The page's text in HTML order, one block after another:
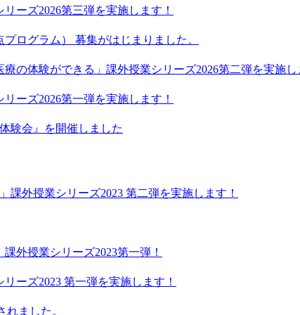
ーズ2026第三弾を実施します！
ログラム） 募集がはじまりました。
の体験ができる」課外授業シリーズ2026第二弾を実施し
ーズ2026第一弾を実施します！
験会』を開催しました
課外授業シリーズ2023 第二弾を実施します！
外授業シリーズ2023第一弾！
ーズ2023 第一弾を実施します！
れました。